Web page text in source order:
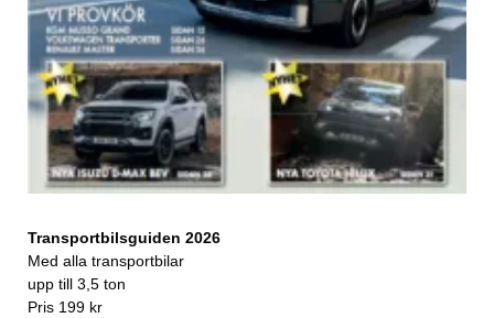
Transportbilsguiden 2026
Med alla transportbilar
upp till 3,5 ton
Pris 199 kr